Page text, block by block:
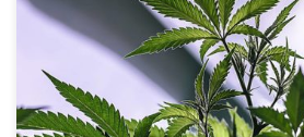
Kush to lokalna indica, która dała
stosowanym […]